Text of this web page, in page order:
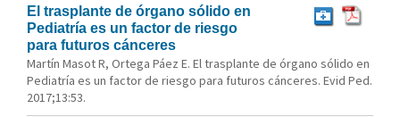
El trasplante de órgano sólido en
Pediatría es un factor de riesgo
para futuros cánceres
Martín Masot R, Ortega Páez E. El trasplante de órgano sólido en
Pediatría es un factor de riesgo para futuros cánceres. Evid Ped.
2017;13:53.